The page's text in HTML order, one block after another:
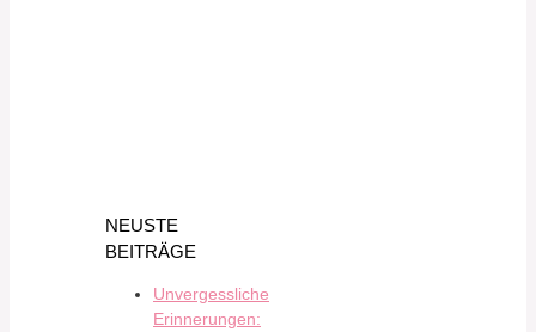
NEUSTE
BEITRÄGE
Unvergessliche
Erinnerungen: